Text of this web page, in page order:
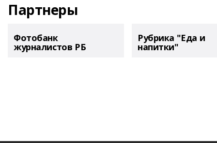
Партнеры
Фотобанк
журналистов РБ
Рубрика "Еда и
напитки"